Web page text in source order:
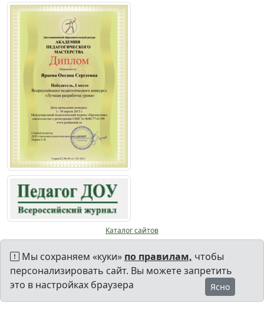
Каталог сайтов
Мы сохраняем «куки» по правилам, чтобы
персонализировать сайт. Вы можете запретить
это в настройках браузера
Ясно